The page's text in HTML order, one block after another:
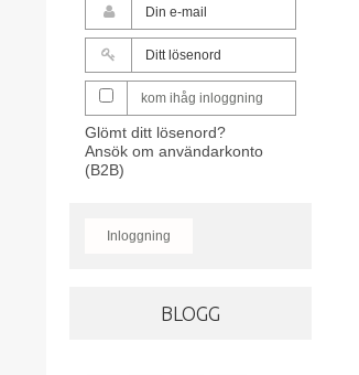
kom ihåg inloggning
Glömt ditt lösenord?
Ansök om användarkonto
(B2B)
Inloggning
BLOGG